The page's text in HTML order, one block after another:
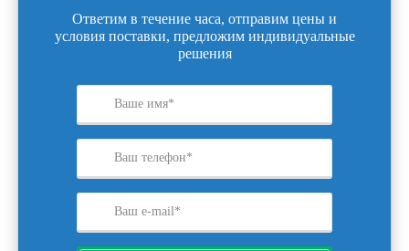
Ответим в течение часа, отправим цены и
условия поставки, предложим индивидуальные
решения